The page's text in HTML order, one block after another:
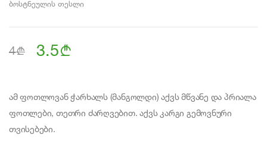
ბოსტნეულის თესლი
4b 3.5b
ამ ფოთლოვან ჭარხალს (მანგოლდი) აქვს მწვანე და პრიალა
ფოთლები, თეთრი ძარღვებით. აქვს კარგი გემოვნური
თვისებები.